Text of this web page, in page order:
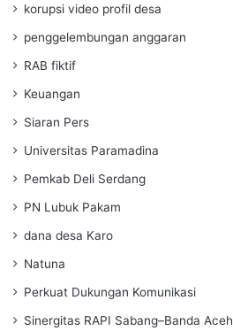
korupsi video profil desa
penggelembungan anggaran
RAB fiktif
Keuangan
Siaran Pers
Universitas Paramadina
Pemkab Deli Serdang
PN Lubuk Pakam
dana desa Karo
Natuna
Perkuat Dukungan Komunikasi
Sinergitas RAPI Sabang–Banda Aceh